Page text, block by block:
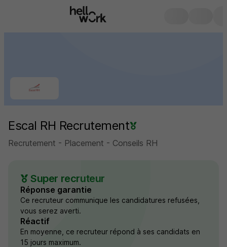
Escal RH Recrutement
Recrutement - Placement - Conseils RH
Super recruteur
Réponse garantie
Ce recruteur communique les candidatures refusées,
vous serez averti.
Réactif
En moyenne, ce recruteur répond à ses candidats en
15 jours maximum.